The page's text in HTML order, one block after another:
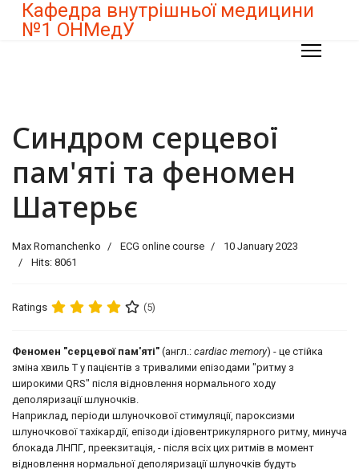
Кафедра внутрішньої медицини
№1 ОНМедУ
Синдром серцевої
пам'яті та феномен
Шатерьє
Max Romanchenko ECG online course
10 January 2023
Hits: 8061
Ratings (5)
Феномен "серцевої пам'яті" (англ.: cardiac memory) - це стійка
зміна хвиль Т у пацієнтів з тривалими епізодами "ритму з
широкими QRS" після відновлення нормального ходу
деполяризації шлуночків.
Наприклад, періоди шлуночкової стимуляції, пароксизми
шлуночкової тахікардії, епізоди ідіовентрикулярного ритму, минуча
блокада ЛНПГ, преекзитація, - після всіх цих ритмів в момент
відновлення нормальної деполяризації шлуночків будуть